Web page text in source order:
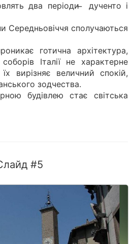
два періоди ̶ дученто і
Середньовіччя сполучаються
готична архітектура,
Італії не характерне
їх вирізняє величний спокій,
зодчества.
будівлею стає світська
#5